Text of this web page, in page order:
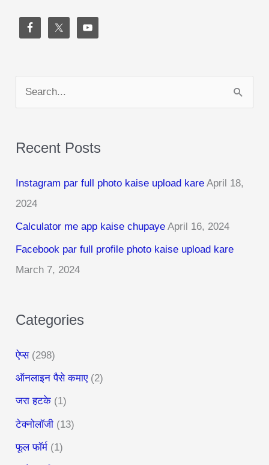
e
r
h
f
o
r
:
Recent Posts
Instagram par full photo kaise upload kare April 18,
2024
Calculator me app kaise chupaye April 16, 2024
Facebook par full profile photo kaise upload kare
March 7, 2024
Categories
ऐप्स(298)
ऑनलाइन पैसे कमाए(2)
जरा हटके (1)
टेक्नोलॉजी (13)
फूल फॉर्म (1)